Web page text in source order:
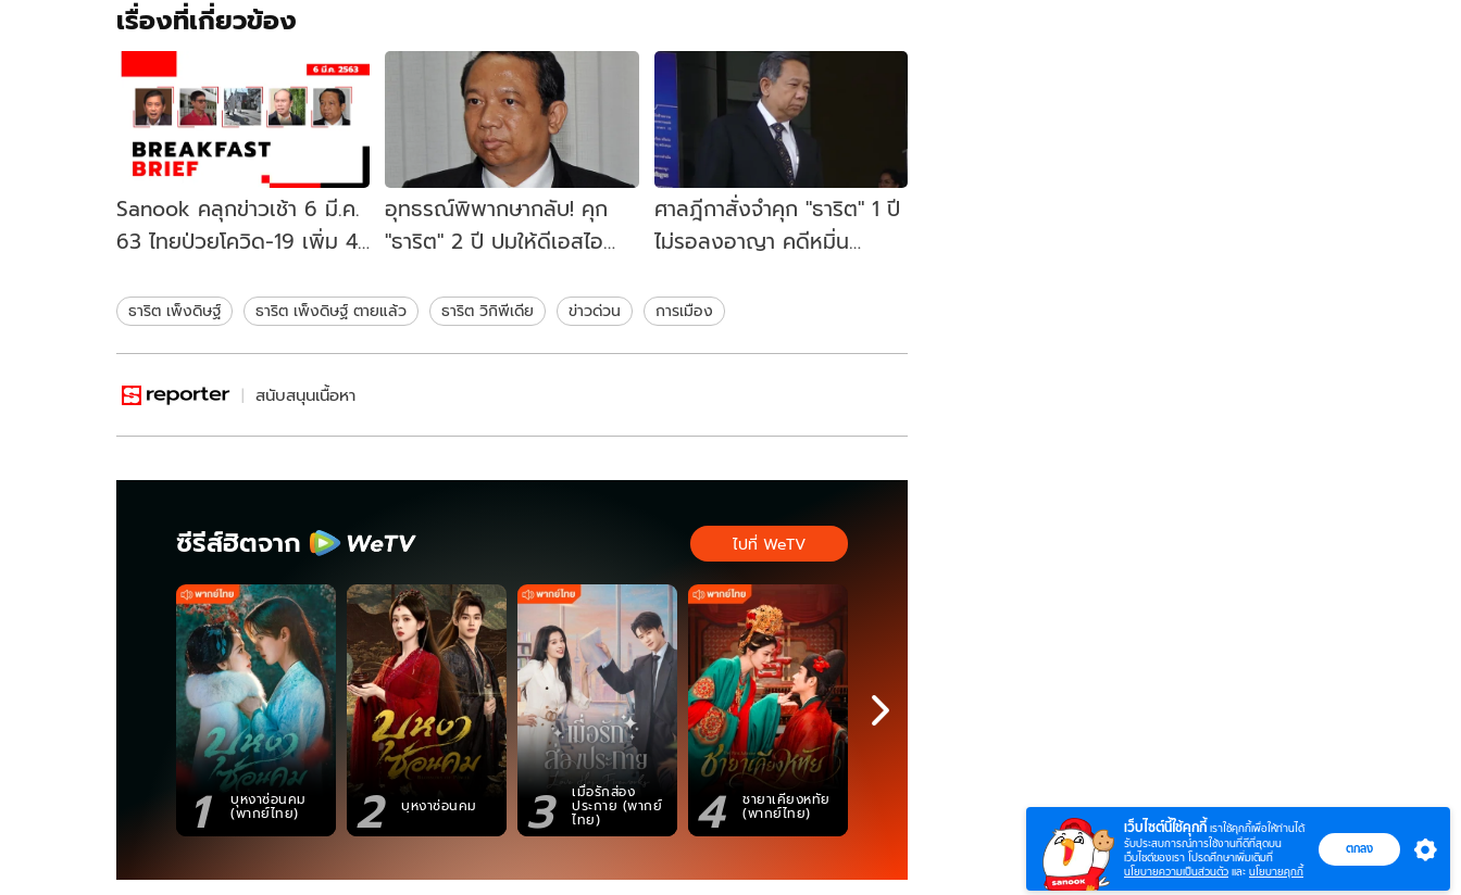
เรื่องที่เกี่ยวข้อง
Sanook คลุกข่าวเช้า 6 มี.ค.
63 ไทยป่วยโควิด-19 เพิ่ม 4
หวย 30 ล้าน
อุทธรณ์พิพากษากลับ! คุก
"ธาริต" 2 ปี ปมให้ดีเอสไอ
สลายชุมนุม
ศาลฎีกาสั่งจำคุก "ธาริต" 1 ปี
ไม่รอลงอาญา คดีหมิ่น
ธาริต เพ็งดิษฐ์ ธาริต เพ็งดิษฐ์ ตายแล้ว ธาริต วิกิพีเดีย ข่าวด่วน การเมือง
สนับสนุนเนื้อหา
ซีรีส์ฮิตจาก
1 บุหงาซ่อนคม
(พากย์ไทย) 2 บุหงาซ่อนคม 3 เมื่อรักส่อง
ประกาย (พากย์
ไทย) 4 ชายาเคียงหทัย
(พากย์ไทย) 5 6 ภูตถังซาน
(พากย์ไทย) 7 ภูตถังซาน 2
(พากย์ไทย) 8 พบเ
ไปที่ WeTV
เว็บไซต์นี้ใช้คุกกี้ เราใช้คุกกี้เพื่อให้ท่านได้
รับประสบการณ์การใช้งานที่ดีที่สุดบน
เว็บไซต์ของเรา โปรดศึกษาเพิ่มเติมที่
นโยบายความเป็นส่วนตัว และ นโยบายคุกกี้
ตกลง